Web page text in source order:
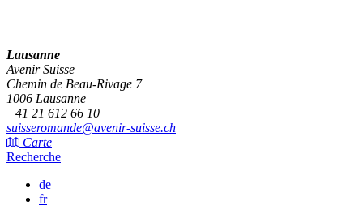
Lausanne
Avenir Suisse
Chemin de Beau-Rivage 7
1006 Lausanne
+41 21 612 66 10
suisseromande@avenir-suisse.ch
Carte
Recherche
de
fr